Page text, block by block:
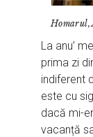
Homarul,
La anu’
prima zi
indiferent
este cu
dacă mi-
vacanță